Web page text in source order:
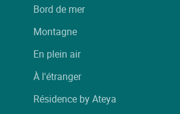
Bord de mer
Montagne
En plein air
À l'étranger
Résidence by Ateya